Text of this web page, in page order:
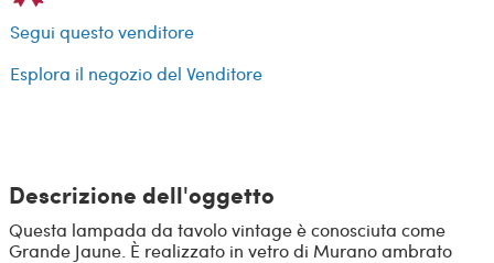
Segui questo venditore
Esplora il negozio del Venditore
Descrizione dell'oggetto
Questa lampada da tavolo vintage è conosciuta come
Grande Jaune. È realizzato in vetro di Murano ambrato